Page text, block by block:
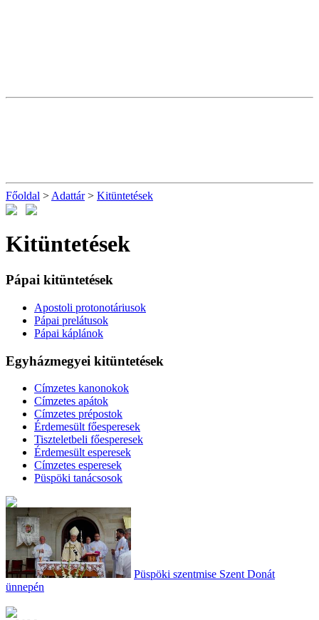
Főoldal > Adattár> Kitüntetések
Kitüntetések
Pápai kitüntetések
Apostoli protonotáriusok
Pápai prelátusok
Pápai káplánok
Egyházmegyei kitüntetések
Címzetes kanonokok
Címzetes apátok
Címzetes prépostok
Érdemesült főesperesek
Tiszteletbeli főesperesek
Érdemesült esperesek
Címzetes esperesek
Püspöki tanácsosok
Püspöki szentmise Szent Donát
ünnepén